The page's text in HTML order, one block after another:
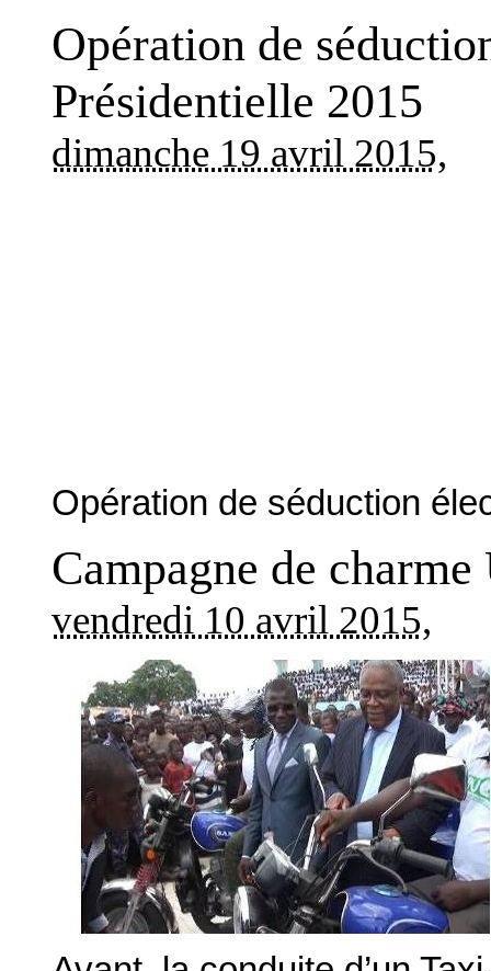
Opération de
Présidentielle 2015
dimanche 19 avril 2015,
Opération de séduction
Campagne de
vendredi 10 avril 2015,